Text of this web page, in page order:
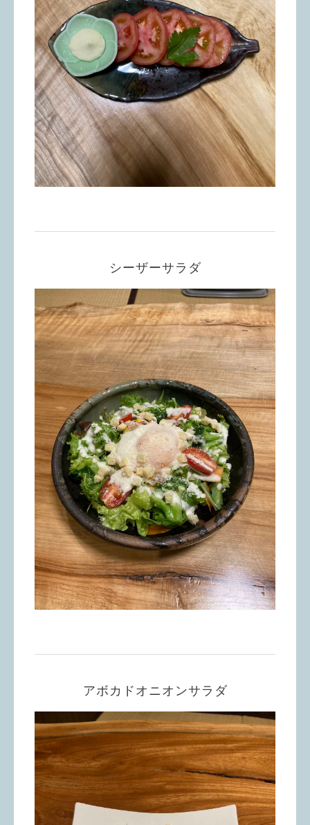
シーザーサラダ
アボカドオニオンサラダ